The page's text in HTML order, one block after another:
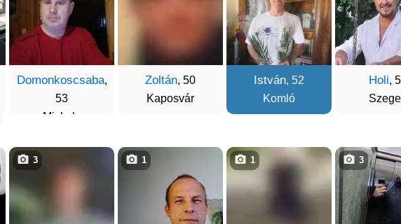
Domonkoscsaba,
53
Miskolc
Zoltán, 50
Kaposvár
István, 52
Komló
Holi,
3 1 1 3